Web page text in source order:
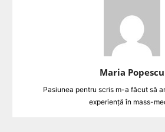
Maria Popescu
Pasiunea pentru scris m-a făcut să
experiență în mass-